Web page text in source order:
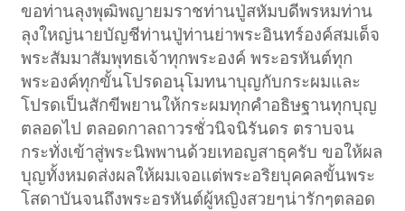
ขอท่านลุงพุฒิพญายมราชท่านปู่สหัมบดีพรหมท่าน
ลุงใหญ่นายบัญชีท่านปู่ท่านย่าพระอินทร์องค์สมเด็จ
พระสัมมาสัมพุทธเจ้าทุกพระองค์ พระอรหันต์ทุก
พระองค์ทุกขั้นโปรดอนุโมทนาบุญกับกระผมและ
โปรดเป็นสักขีพยานให้กระผมทุกคำอธิษฐานทุกบุญ
ตลอดไป ตลอดกาลถาวรชั่วนิจนิรันดร ตราบจน
กระทั่งเข้าสู่พระนิพพานด้วยเทอญสาธุครับ ขอให้ผล
บุญทั้งหมดส่งผลให้ผมเจอแต่พระอริยบุคคลขั้นพระ
โสดาบันจนถึงพระอรหันต์ผู้หญิงสวยๆน่ารักๆตลอด